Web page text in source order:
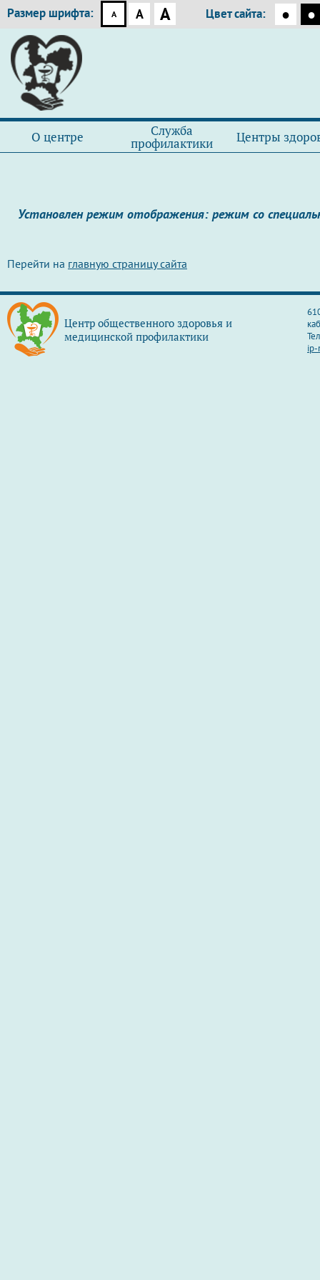
Размер шрифта: A A A Цвет сайта: ● ●
О центре
Служба
профилактики
Центры
Установлен режим отображения: режим со
Перейти на главную страницу сайта
Центр общественного здоровья и
медицинской профилактики
ip-